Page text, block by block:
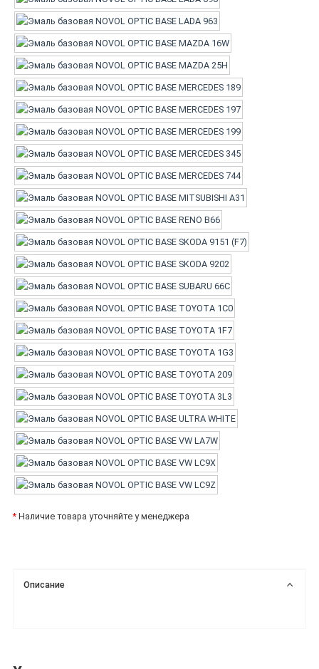
* Наличие товара уточняйте у менеджера
Описание